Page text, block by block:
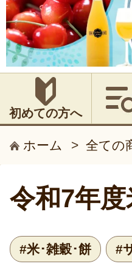
初めての方へ
ホーム > 全ての
令和7年
#米･雑穀･餅 #